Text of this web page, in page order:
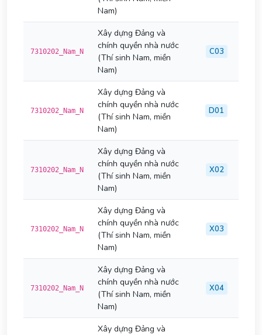
Nam)
7310202_Nam_N
Xây dựng Đảng và
chính quyền nhà nước
(Thí sinh Nam, miền
Nam)
C03
7310202_Nam_N
Xây dựng Đảng và
chính quyền nhà nước
(Thí sinh Nam, miền
Nam)
D01
7310202_Nam_N
Xây dựng Đảng và
chính quyền nhà nước
(Thí sinh Nam, miền
Nam)
X02
7310202_Nam_N
Xây dựng Đảng và
chính quyền nhà nước
(Thí sinh Nam, miền
Nam)
X03
7310202_Nam_N
Xây dựng Đảng và
chính quyền nhà nước
(Thí sinh Nam, miền
Nam)
X04
Xây dựng Đảng và